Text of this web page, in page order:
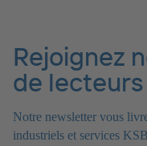
Rejoignez
de
Notre newsletter vous
industriels et services